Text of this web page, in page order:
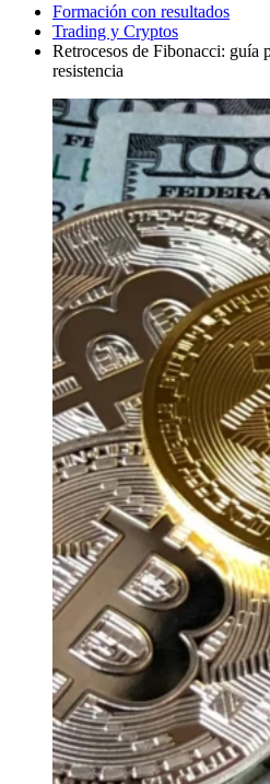
Formación con resultados
Trading y Cryptos
Retrocesos de Fibonacci: guía
resistencia